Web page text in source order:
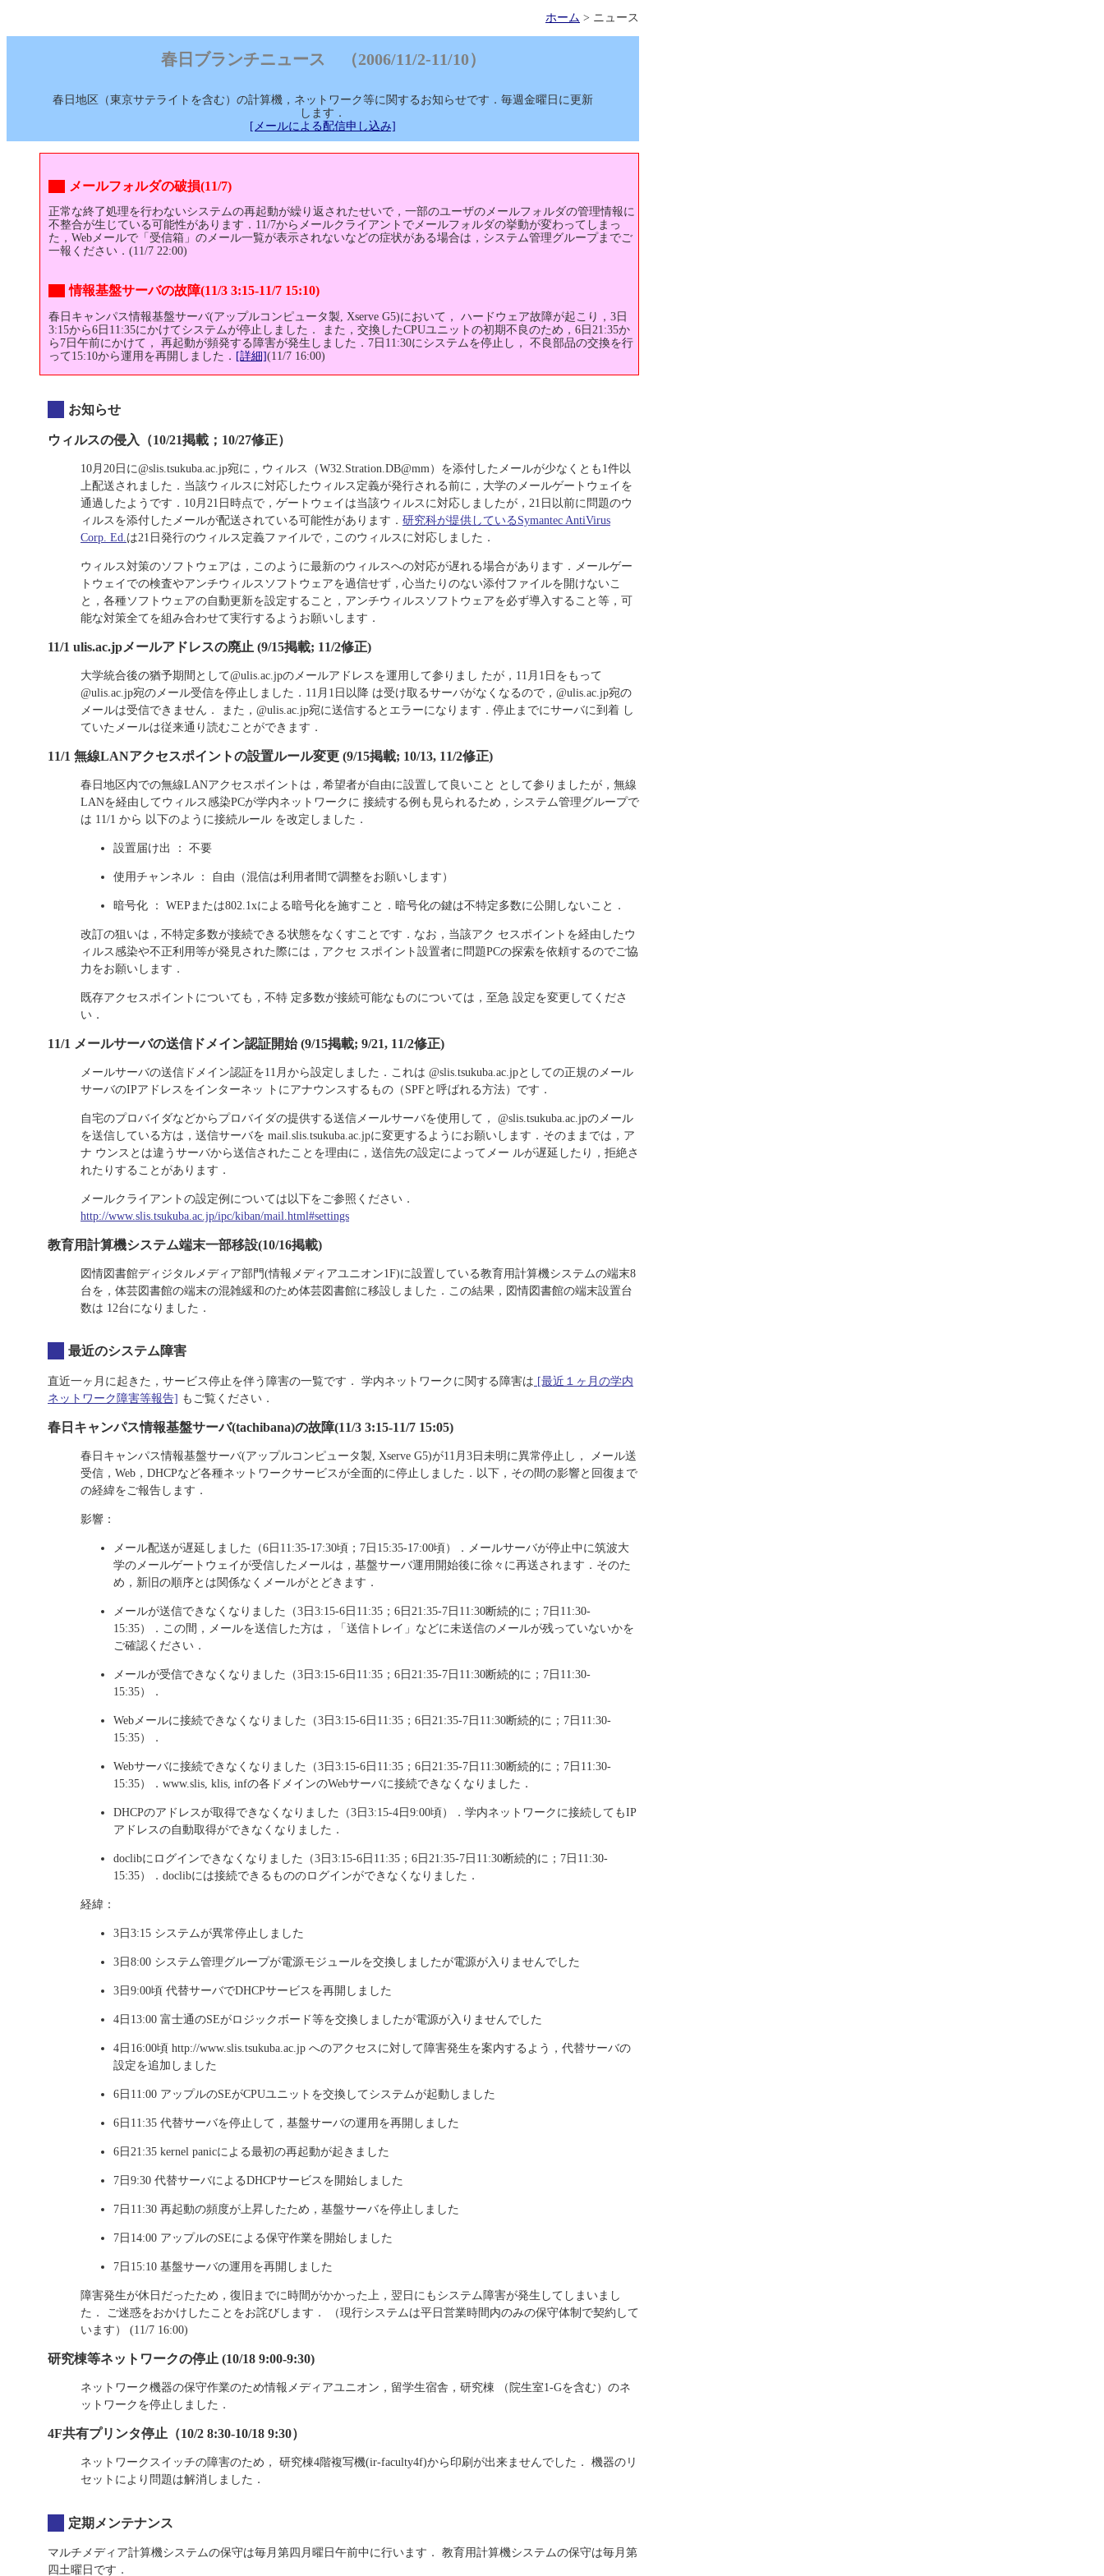
ホーム > ニュース
春日ブランチニュース （2006/11/2-11/10）
春日地区（東京サテライトを含む）の計算機，ネットワーク等に関するお知らせです．毎週金曜日に更新
します．
[メールによる配信申し込み]
メールフォルダの破損(11/7)
正常な終了処理を行わないシステムの再起動が繰り返されたせいで，一部のユーザのメールフォルダの管理情報に
不整合が生じている可能性があります．11/7からメールクライアントでメールフォルダの挙動が変わってしまっ
た，Webメールで「受信箱」のメール一覧が表示されないなどの症状がある場合は，システム管理グループまでご
一報ください．(11/7 22:00)
情報基盤サーバの故障(11/3 3:15-11/7 15:10)
春日キャンパス情報基盤サーバ(アップルコンピュータ製, Xserve G5)において， ハードウェア故障が起こり，3日
3:15から6日11:35にかけてシステムが停止しました． また，交換したCPUユニットの初期不良のため，6日21:35か
ら7日午前にかけて， 再起動が頻発する障害が発生しました．7日11:30にシステムを停止し， 不良部品の交換を行
って15:10から運用を再開しました． [詳細](11/7 16:00)
お知らせ
ウィルスの侵入（10/21掲載；10/27修正）
10月20日に@slis.tsukuba.ac.jp宛に，ウィルス（W32.Stration.DB@mm）を添付したメールが少なくとも1件以
上配送されました．当該ウィルスに対応したウィルス定義が発行される前に，大学のメールゲートウェイを
通過したようです．10月21日時点で，ゲートウェイは当該ウィルスに対応しましたが，21日以前に問題のウ
ィルスを添付したメールが配送されている可能性があります． 研究科が提供しているSymantec AntiVirus
Corp. Ed. は21日発行のウィルス定義ファイルで，このウィルスに対応しました．
ウィルス対策のソフトウェアは，このように最新のウィルスへの対応が遅れる場合があります．メールゲー
トウェイでの検査やアンチウィルスソフトウェアを過信せず，心当たりのない添付ファイルを開けないこ
と，各種ソフトウェアの自動更新を設定すること，アンチウィルスソフトウェアを必ず導入すること等，可
能な対策全てを組み合わせて実行するようお願いします．
11/1 ulis.ac.jpメールアドレスの廃止 (9/15掲載; 11/2修正)
大学統合後の猶予期間として@ulis.ac.jpのメールアドレスを運用して参りまし たが，11月1日をもって
@ulis.ac.jp宛のメール受信を停止しました．11月1日以降 は受け取るサーバがなくなるので，@ulis.ac.jp宛の
メールは受信できません． また，@ulis.ac.jp宛に送信するとエラーになります．停止までにサーバに到着 し
ていたメールは従来通り読むことができます．
11/1 無線LANアクセスポイントの設置ルール変更 (9/15掲載; 10/13, 11/2修正)
春日地区内での無線LANアクセスポイントは，希望者が自由に設置して良いこと として参りましたが，無線
LANを経由してウィルス感染PCが学内ネットワークに 接続する例も見られるため，システム管理グループで
は 11/1 から 以下のように接続ルール を改定しました．
設置届け出 ： 不要
使用チャンネル ： 自由（混信は利用者間で調整をお願いします）
暗号化 ： WEPまたは802.1xによる暗号化を施すこと．暗号化の鍵は不特定多数に公開しないこと．
改訂の狙いは，不特定多数が接続できる状態をなくすことです．なお，当該アク セスポイントを経由したウ
ィルス感染や不正利用等が発見された際には，アクセ スポイント設置者に問題PCの探索を依頼するのでご協
力をお願いします．
既存アクセスポイントについても，不特 定多数が接続可能なものについては，至急 設定を変更してくださ
い．
11/1 メールサーバの送信ドメイン認証開始 (9/15掲載; 9/21, 11/2修正)
メールサーバの送信ドメイン認証を11月から設定しました．これは @slis.tsukuba.ac.jpとしての正規のメール
サーバのIPアドレスをインターネッ トにアナウンスするもの（SPFと呼ばれる方法）です．
自宅のプロバイダなどからプロバイダの提供する送信メールサーバを使用して， @slis.tsukuba.ac.jpのメール
を送信している方は，送信サーバを mail.slis.tsukuba.ac.jpに変更するようにお願いします．そのままでは，ア
ナ ウンスとは違うサーバから送信されたことを理由に，送信先の設定によってメー ルが遅延したり，拒絶さ
れたりすることがあります．
メールクライアントの設定例については以下をご参照ください．
http://www.slis.tsukuba.ac.jp/ipc/kiban/mail.html#settings
教育用計算機システム端末一部移設(10/16掲載)
図情図書館ディジタルメディア部門(情報メディアユニオン1F)に設置している教育用計算機システムの端末8
台を，体芸図書館の端末の混雑緩和のため体芸図書館に移設しました．この結果，図情図書館の端末設置台
数は 12台になりました．
最近のシステム障害
直近一ヶ月に起きた，サービス停止を伴う障害の一覧です． 学内ネットワークに関する障害は [最近１ヶ月の学内
ネットワーク障害等報告] もご覧ください．
春日キャンパス情報基盤サーバ(tachibana)の故障(11/3 3:15-11/7 15:05)
春日キャンパス情報基盤サーバ(アップルコンピュータ製, Xserve G5)が11月3日未明に異常停止し， メール送
受信，Web，DHCPなど各種ネットワークサービスが全面的に停止しました．以下，その間の影響と回復まで
の経緯をご報告します．
影響：
メール配送が遅延しました（6日11:35-17:30頃；7日15:35-17:00頃）．メールサーバが停止中に筑波大
学のメールゲートウェイが受信したメールは，基盤サーバ運用開始後に徐々に再送されます．そのた
め，新旧の順序とは関係なくメールがとどきます．
メールが送信できなくなりました（3日3:15-6日11:35；6日21:35-7日11:30断続的に；7日11:30-
15:35）．この間，メールを送信した方は，「送信トレイ」などに未送信のメールが残っていないかを
ご確認ください．
メールが受信できなくなりました（3日3:15-6日11:35；6日21:35-7日11:30断続的に；7日11:30-
15:35）．
Webメールに接続できなくなりました（3日3:15-6日11:35；6日21:35-7日11:30断続的に；7日11:30-
15:35）．
Webサーバに接続できなくなりました（3日3:15-6日11:35；6日21:35-7日11:30断続的に；7日11:30-
15:35）．www.slis, klis, infの各ドメインのWebサーバに接続できなくなりました．
DHCPのアドレスが取得できなくなりました（3日3:15-4日9:00頃）．学内ネットワークに接続してもIP
アドレスの自動取得ができなくなりました．
doclibにログインできなくなりました（3日3:15-6日11:35；6日21:35-7日11:30断続的に；7日11:30-
15:35）．doclibには接続できるもののログインができなくなりました．
経緯：
3日3:15 システムが異常停止しました
3日8:00 システム管理グループが電源モジュールを交換しましたが電源が入りませんでした
3日9:00頃 代替サーバでDHCPサービスを再開しました
4日13:00 富士通のSEがロジックボード等を交換しましたが電源が入りませんでした
4日16:00頃 http://www.slis.tsukuba.ac.jp へのアクセスに対して障害発生を案内するよう，代替サーバの
設定を追加しました
6日11:00 アップルのSEがCPUユニットを交換してシステムが起動しました
6日11:35 代替サーバを停止して，基盤サーバの運用を再開しました
6日21:35 kernel panicによる最初の再起動が起きました
7日9:30 代替サーバによるDHCPサービスを開始しました
7日11:30 再起動の頻度が上昇したため，基盤サーバを停止しました
7日14:00 アップルのSEによる保守作業を開始しました
7日15:10 基盤サーバの運用を再開しました
障害発生が休日だったため，復旧までに時間がかかった上，翌日にもシステム障害が発生してしまいまし
た． ご迷惑をおかけしたことをお詫びします． （現行システムは平日営業時間内のみの保守体制で契約して
います） (11/7 16:00)
研究棟等ネットワークの停止 (10/18 9:00-9:30)
ネットワーク機器の保守作業のため情報メディアユニオン，留学生宿舎，研究棟 （院生室1-Gを含む）のネ
ットワークを停止しました．
4F共有プリンタ停止（10/2 8:30-10/18 9:30）
ネットワークスイッチの障害のため， 研究棟4階複写機(ir-faculty4f)から印刷が出来ませんでした． 機器のリ
セットにより問題は解消しました．
定期メンテナンス
マルチメディア計算機システムの保守は毎月第四月曜日午前中に行います． 教育用計算機システムの保守は毎月第
四土曜日です．